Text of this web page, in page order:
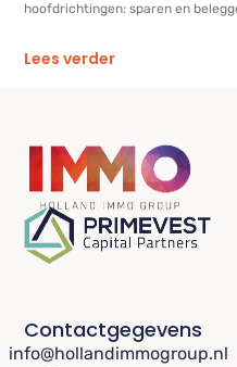
hoofdrichtingen: sparen en
Lees verder
Contactgegevens
info@hollandimmogroup.nl